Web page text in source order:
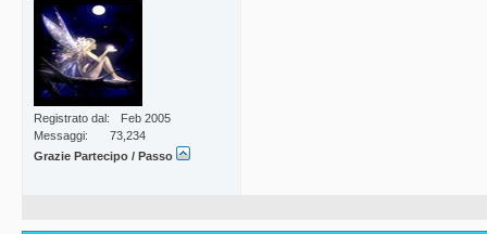
Registrato dal
Feb 2005
Messaggi
73,234
Grazie Partecipo / Passo